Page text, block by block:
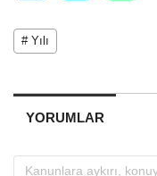
# Yılı
YORUMLAR